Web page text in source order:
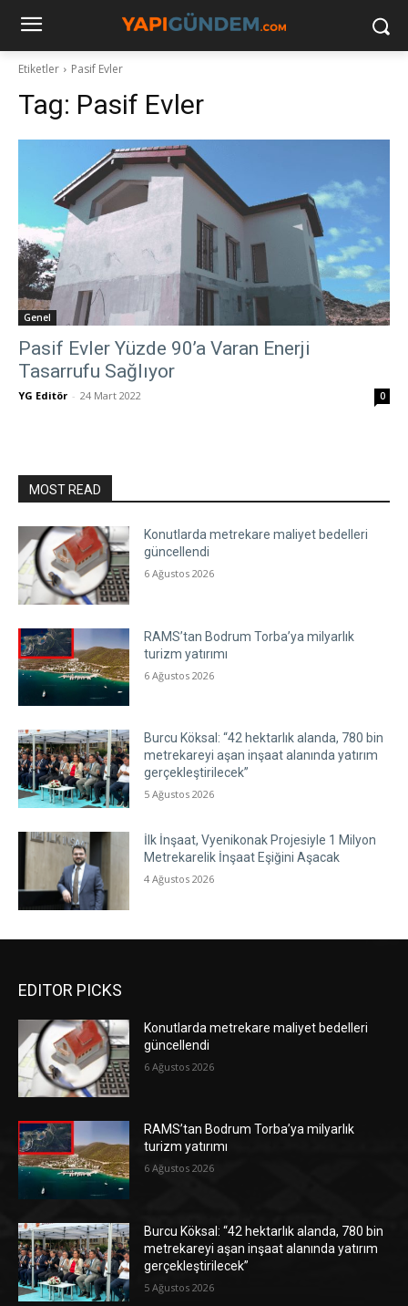
Etiketler Pasif Evler
Tag: Pasif Evler
Genel
Pasif Evler Yüzde 90’a Varan Enerji
Tasarrufu Sağlıyor
YG Editör - 24 Mart 2022 0
MOST READ
Konutlarda metrekare maliyet bedelleri
güncellendi
6 Ağustos 2026
RAMS’tan Bodrum Torba’ya milyarlık
turizm yatırımı
6 Ağustos 2026
Burcu Köksal: “42 hektarlık alanda, 780 bin
metrekareyi aşan inşaat alanında yatırım
gerçekleştirilecek”
5 Ağustos 2026
İlk İnşaat, Vyenikonak Projesiyle 1 Milyon
Metrekarelik İnşaat Eşiğini Aşacak
4 Ağustos 2026
EDITOR PICKS
Konutlarda metrekare maliyet bedelleri
güncellendi
6 Ağustos 2026
RAMS’tan Bodrum Torba’ya milyarlık
turizm yatırımı
6 Ağustos 2026
Burcu Köksal: “42 hektarlık alanda, 780 bin
metrekareyi aşan inşaat alanında yatırım
gerçekleştirilecek”
5 Ağustos 2026